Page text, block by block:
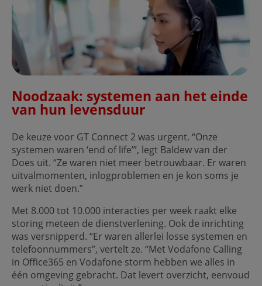
Noodzaak: systemen aan het einde
van hun levensduur
De keuze voor GT Connect 2 was urgent. “Onze
systemen waren ‘end of life’”, legt Baldew van der
Does uit. “Ze waren niet meer betrouwbaar. Er waren
uitvalmomenten, inlogproblemen en je kon soms je
werk niet doen.”
Met 8.000 tot 10.000 interacties per week raakt elke
storing meteen de dienstverlening. Ook de inrichting
was versnipperd. “Er waren allerlei losse systemen en
telefoonnummers”, vertelt ze. “Met Vodafone Calling
in Office365 en Vodafone storm hebben we alles in
één omgeving gebracht. Dat levert overzicht, eenvoud